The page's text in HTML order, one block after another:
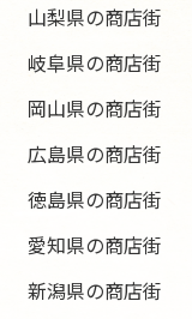
山梨県の商店街
岐阜県の商店街
岡山県の商店街
広島県の商店街
徳島県の商店街
愛知県の商店街
新潟県の商店街